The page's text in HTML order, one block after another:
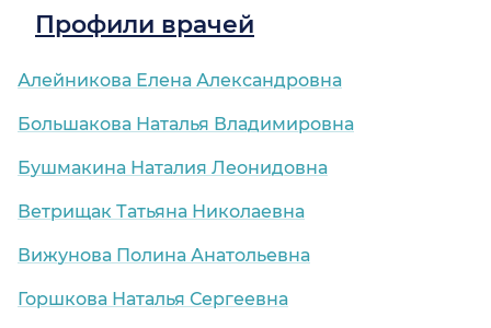
Профили врачей
Алейникова Елена Александровна
Большакова Наталья Владимировна
Бушмакина Наталия Леонидовна
Ветрищак Татьяна Николаевна
Вижунова Полина Анатольевна
Горшкова Наталья Сергеевна